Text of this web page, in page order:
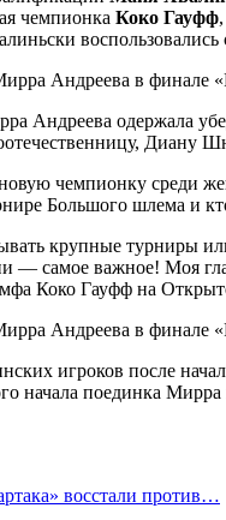
чемпионка Коко Гауфф
Андреева одержала
Диану
чемпионку среди
Большого шлема и
крупные турниры
— самое важное! Моя
Коко Гауфф на
игроков после
начала поединка
восстали против…